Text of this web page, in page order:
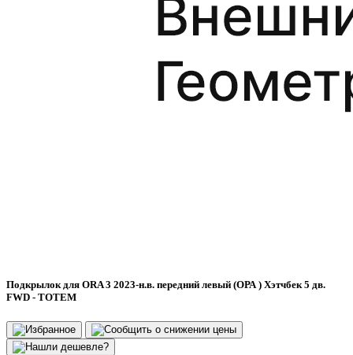
Подкрылок для ORA 3 2023-н.в. передний левый (ОРА ) Хэтчбек 5 дв.
FWD - TOTEM